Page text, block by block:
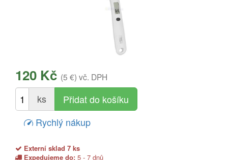
120 Kč (5 €) vč. DPH
ks
Rychlý nákup
Externí sklad 7 ks
Expedujeme do: 5 - 7 dnů